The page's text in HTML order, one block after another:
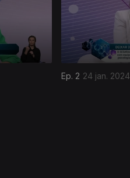
Ep. 2 24 jan. 2024